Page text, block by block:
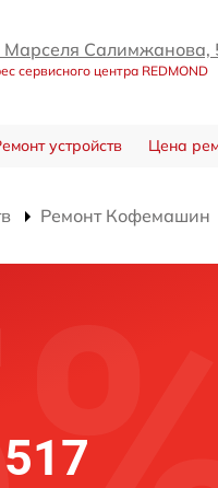
Марселя Салимжанова,
сервисного центра REDMOND
устройств Цена
Ремонт Кофемашин